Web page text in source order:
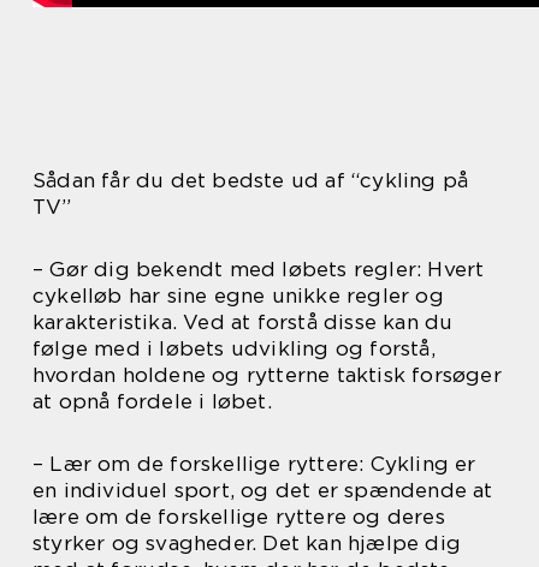
Sådan får du det bedste ud af “cykling på
TV”
– Gør dig bekendt med løbets regler: Hvert
cykelløb har sine egne unikke regler og
karakteristika. Ved at forstå disse kan du
følge med i løbets udvikling og forstå,
hvordan holdene og rytterne taktisk forsøger
at opnå fordele i løbet.
– Lær om de forskellige ryttere: Cykling er
en individuel sport, og det er spændende at
lære om de forskellige ryttere og deres
styrker og svagheder. Det kan hjælpe dig